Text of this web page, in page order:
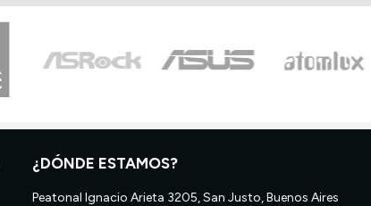
¿DÓNDE ESTAMOS?
Peatonal Ignacio Arieta 3205, San Justo, Buenos Aires